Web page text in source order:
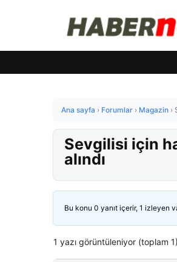
Ana sayfa › Forumlar › Magazin ›
Sevgilisi için
alındı
Bu konu 0 yanıt içerir, 1 izleyen
1 yazı görüntüleniyor (toplam 1)